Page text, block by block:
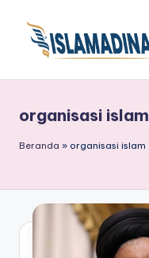
organisasi islam
Beranda » organisasi islam